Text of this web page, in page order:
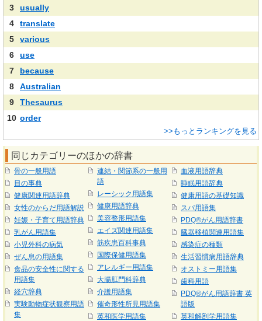
3
usually
4
translate
5
various
6
use
7
because
8
Australian
9
Thesaurus
10 order
>>もっとランキングを見る
同じカテゴリーのほかの辞書
骨の一般用語
目の事典
健康関連用語辞典
女性のからだ用語解説
妊娠・子育て用語辞典
乳がん用語集
小児外科の病気
ぜん息の用語集
食品の安全性に関する
用語集
経穴辞典
実験動物症状観察用語
集
連結・関節系の一般用
語
レーシック用語集
健康用語辞典
美容整形用語集
エイズ関連用語集
筋疾患百科事典
国際保健用語集
アレルギー用語集
大腸肛門科辞典
介護用語集
催奇形性所見用語集
英和医学用語集
血液用語辞典
睡眠用語辞典
健康用語の基礎知識
スパ用語集
PDQ®がん用語辞書
臓器移植関連用語集
感染症の種類
生活習慣病用語辞典
オストミー用語集
歯科用語
PDQ®がん用語辞書 英
語版
英和解剖学用語集